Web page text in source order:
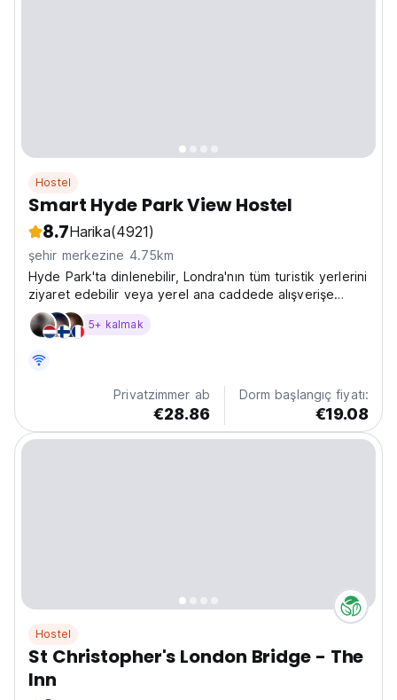
Hostel
Smart Hyde Park View Hostel
8.7Harika(4921)
şehir merkezine 4.75km
Hyde Park'ta dinlenebilir, Londra'nın tüm turistik yerlerini
ziyaret edebilir veya yerel ana caddede alışverişe
çıkabilirsiniz.
5+ kalmak
Privatzimmer ab
€28.86
Dorm başlangıç fiyatı:
€19.08
Hostel
St Christopher's London Bridge - The
Inn